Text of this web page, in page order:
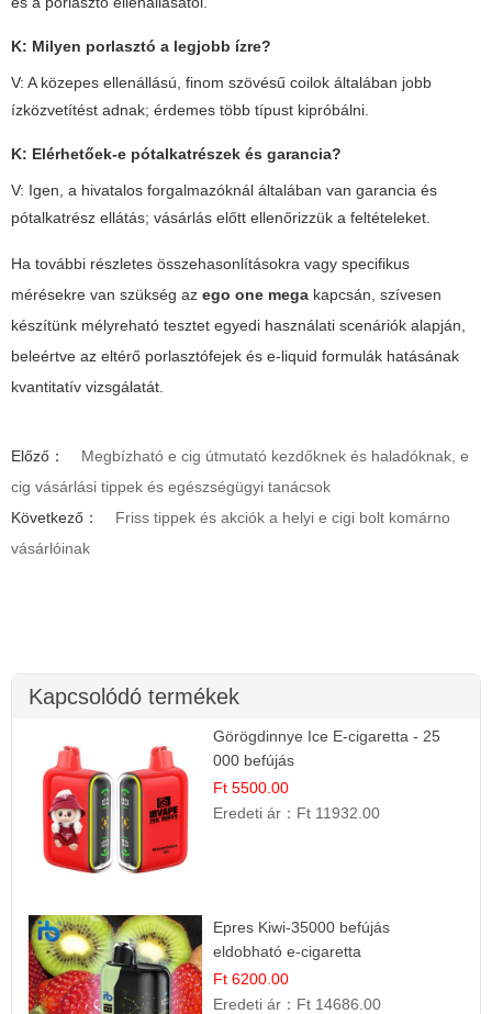
K: Milyen porlasztó a legjobb ízre?
V: A közepes ellenállású, finom szövésű coilok általában jobb
ízközvetítést adnak; érdemes több típust kipróbálni.
K: Elérhetőek-e pótalkatrészek és garancia?
V: Igen, a hivatalos forgalmazóknál általában van garancia és
pótalkatrész ellátás; vásárlás előtt ellenőrizzük a feltételeket.
Ha további részletes összehasonlításokra vagy specifikus
mérésekre van szükség az ego one mega kapcsán, szívesen
készítünk mélyreható tesztet egyedi használati scenáriók alapján,
beleértve az eltérő porlasztófejek és e-liquid formulák hatásának
kvantitatív vizsgálatát.
Előző：
Megbízható e cig útmutató kezdőknek és haladóknak, e
cig vásárlási tippek és egészségügyi tanácsok
Következő：
Friss tippek és akciók a helyi e cigi bolt komárno
vásárlóinak
Kapcsolódó termékek
Görögdinnye Ice E-cigaretta - 25
000 befújás
Ft 5500.00
Eredeti ár： Ft 11932.00
Epres Kiwi-35000 befújás
eldobható e-cigaretta
Ft 6200.00
Eredeti ár： Ft 14686.00